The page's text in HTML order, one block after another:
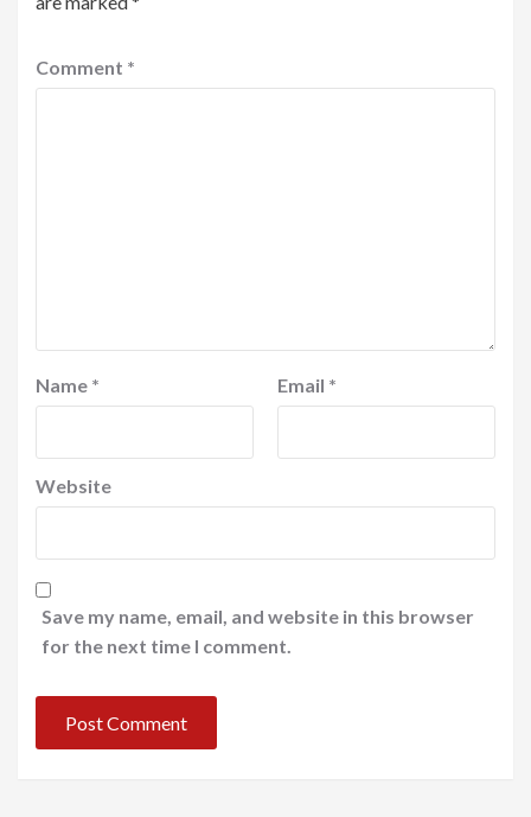
Comment *
Name * Email *
Website
Save my name, email, and website in this browser
for the next time I comment.